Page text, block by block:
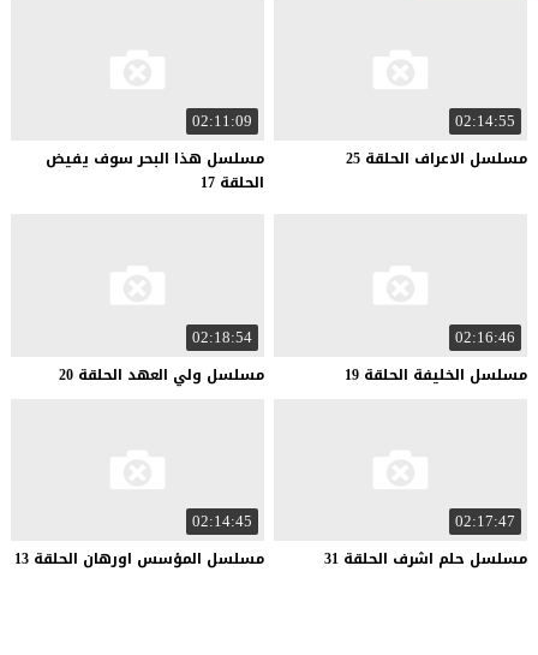
02:14:55
مسلسل الاعراف الحلقة 25
02:11:09
مسلسل هذا البحر سوف يفيض
الحلقة 17
02:16:46
مسلسل الخليفة الحلقة 19
02:18:54
مسلسل ولي العهد الحلقة 20
02:17:47
مسلسل حلم اشرف الحلقة 31
02:14:45
مسلسل المؤسس اورهان الحلقة 13